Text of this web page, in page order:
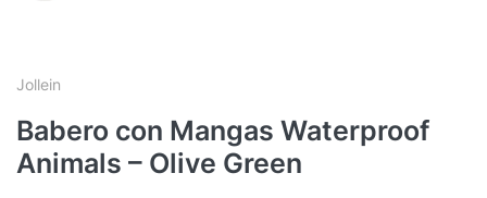
Jollein
Babero con Mangas Waterproof
Animals – Olive Green